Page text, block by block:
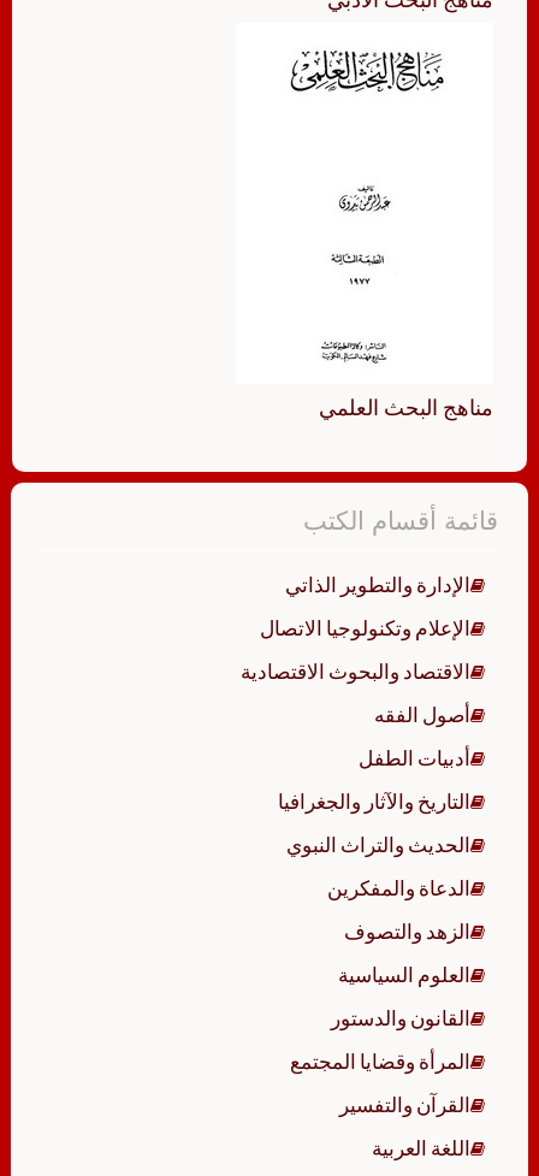
مناهج البحث العلمي
قائمة أقسام الكتب
الإدارة والتطوير الذاتي
الإعلام وتكنولوجيا الاتصال
الاقتصاد والبحوث الاقتصادية
أصول الفقه
أدبيات الطفل
التاريخ والآثار والجغرافيا
الحديث والتراث النبوي
الدعاة والمفكرين
الزهد والتصوف
العلوم السياسية
القانون والدستور
المرأة وقضايا المجتمع
القرآن والتفسير
اللغة العربية